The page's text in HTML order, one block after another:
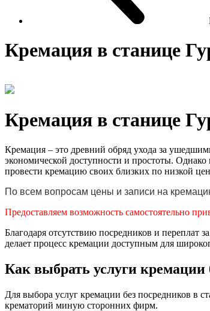
Кремация в станице
Кремация в станице
Кремация – это древний обряд ухода за
экономической доступности и простоты.
провести кремацию своих близких по низкой
По всем вопросам цены и записи на
Предоставляем возможность самостоятельно
Благодаря отсутствию посредников и
делает процесс кремации доступным для
Как выбрать услуги кремации
Для выбора услуг кремации без посредников в
крематорий миную сторонних фирм.